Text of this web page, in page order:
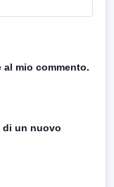
mio commento.
di un nuovo